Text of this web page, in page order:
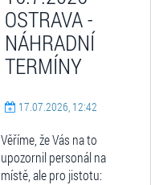
OSTRAVA -
NÁHRADNÍ
TERMÍNY
17.07.2026, 12:42
Věříme, že Vás na to
upozornil personál na
místě, ale pro jistotu: